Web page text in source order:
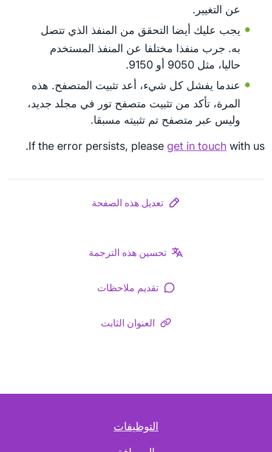
عن التغيير.
يجب عليك أيضا التحقق من المنفذ الذي تتصل
به. جرب منفذا مختلفا عن المنفذ المستخدم
حاليا، مثل 9050 أو 9150.
عندما يفشل كل شيء، أعد تثبيت المتصفح. هذه
المرة، تأكد من تثبيت متصفح تور في مجلد جديد،
وليس عبر متصفح تم تثبيته مسبقا.
If the error persists, please get in touch with us.
تعديل هذه الصفحة
تحسين هذه الترجمة
تقديم ملاحظات
العنوان الثابت
التوظيفات